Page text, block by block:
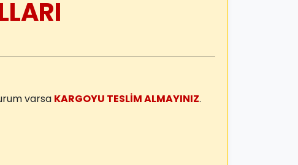
varsa KARGOYU TESLİM ALMAYINIZ.